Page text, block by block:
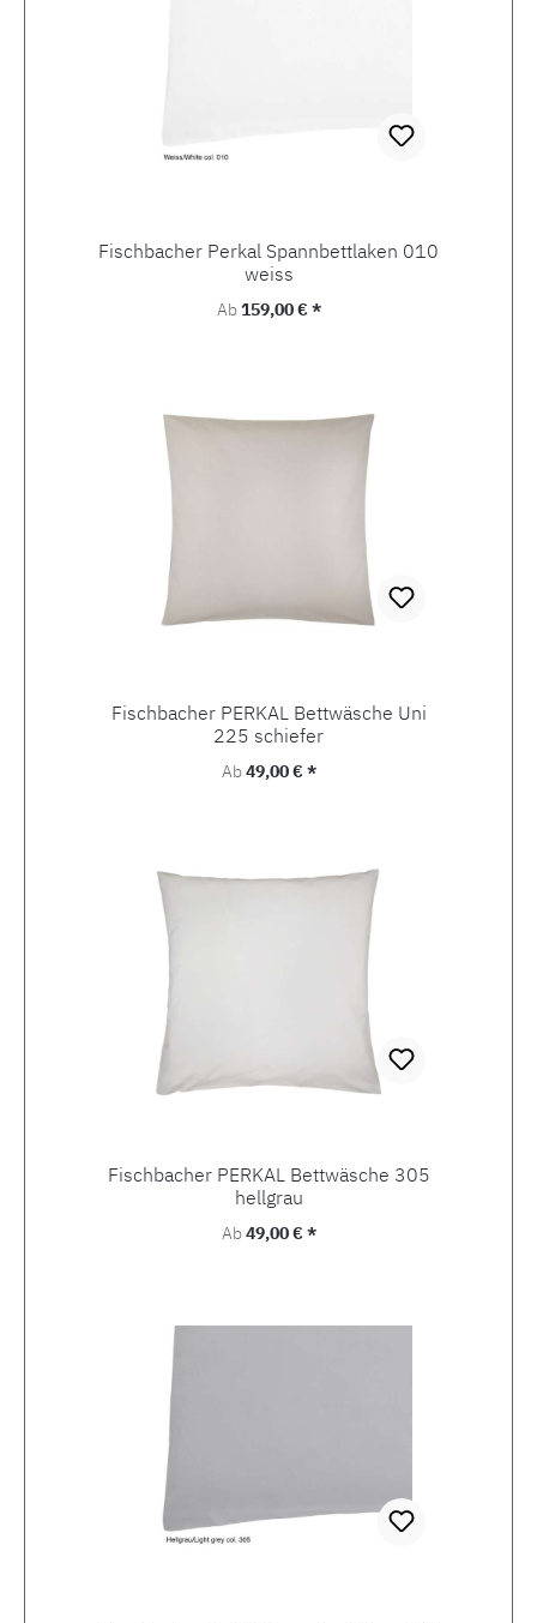
Fischbacher Perkal Spannbettlaken 010
weiss
Regulärer Preis:
Ab159,00 € *
Fischbacher PERKAL Bettwäsche Uni
225 schiefer
Regulärer Preis:
Ab49,00 € *
Fischbacher PERKAL Bettwäsche 305
hellgrau
Regulärer Preis:
Ab49,00 € *